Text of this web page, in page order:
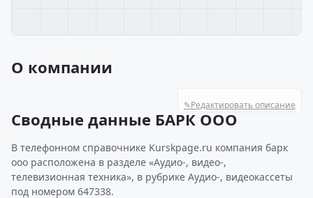
О компании
✎Редактировать описание
Сводные данные БАРК ООО
В телефонном справочнике Kurskpage.ru компания барк
ооо расположена в разделе «Аудио-, видео-,
телевизионная техника», в рубрике Аудио-, видеокассеты
под номером 647338.